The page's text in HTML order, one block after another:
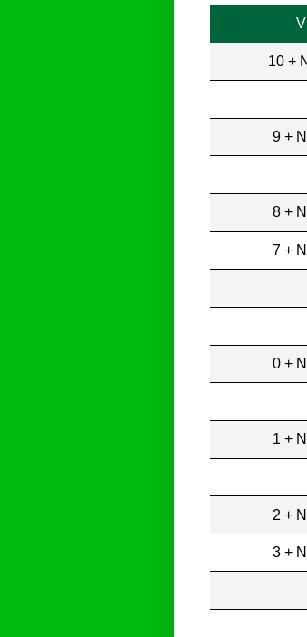
10 +
9 +
8 +
7 +
0 +
1 +
2 +
3 +